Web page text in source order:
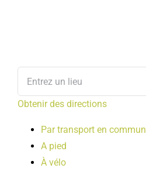
Obtenir des directions
Par transport en commun
A pied
À vélo